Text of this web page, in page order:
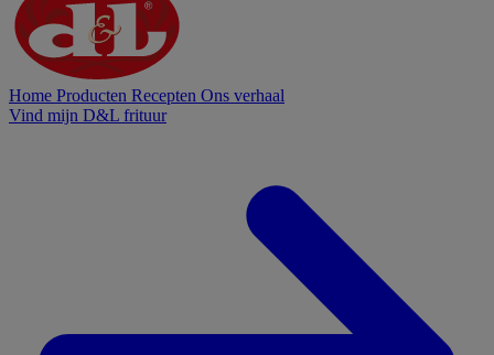
Home Producten Recepten Ons verhaal
Vind mijn D&L frituur